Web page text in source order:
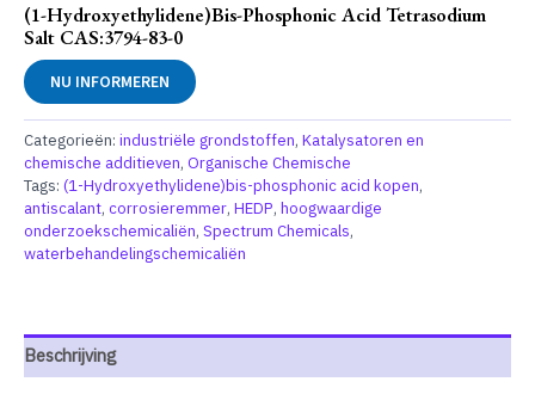
(1-Hydroxyethylidene)bis-Phosphonic Acid Tetrasodium
Salt CAS:3794-83-0
NU INFORMEREN
Categorieën: industriële grondstoffen, Katalysatoren en
chemische additieven, Organische Chemische
Tags: (1-Hydroxyethylidene)bis-phosphonic acid kopen,
antiscalant, corrosieremmer, HEDP, hoogwaardige
onderzoekschemicaliën, Spectrum Chemicals,
waterbehandelingschemicaliën
Beschrijving